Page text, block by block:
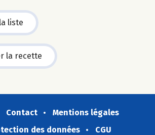
liste
la recette
Contact
Mentions légales
des données
CGU